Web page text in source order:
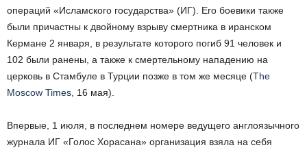
операций «Исламского государства» (ИГ). Его боевики также
были причастны к двойному взрыву смертника в иранском
Кермане 2 января, в результате которого погиб 91 человек и
102 были ранены, а также к смертельному нападению на
церковь в Стамбуле в Турции позже в том же месяце (The
Moscow Times , 16 мая).
Впервые, 1 июля, в последнем номере ведущего англоязычного
журнала ИГ «Голос Хорасана» организация взяла на себя